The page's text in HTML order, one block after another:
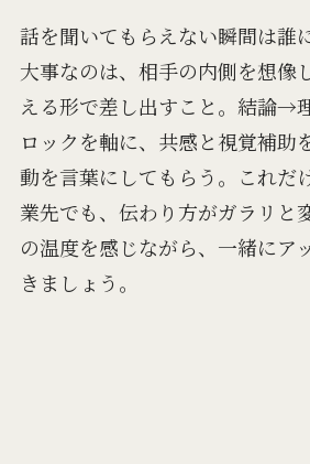
話を聞いてもらえない瞬間は誰
大事なのは、相手の内側を想像
える形で差し出すこと。結論→
ロックを軸に、共感と視覚補助
動を言葉にしてもらう。これだ
業先でも、伝わり方がガラリと
の温度を感じながら、一緒にア
きましょう。